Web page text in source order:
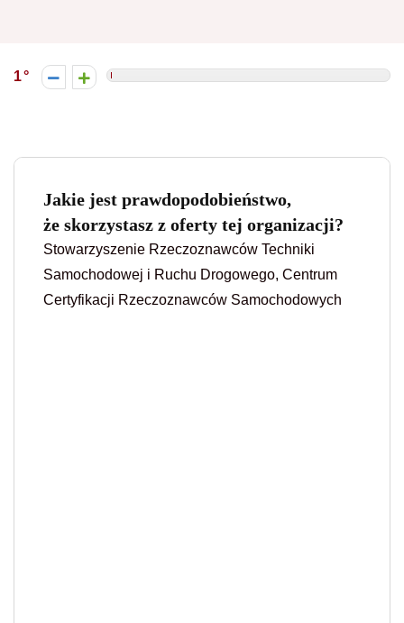
1
Jakie jest prawdopodobieństwo,
że skorzystasz z oferty tej organizacji?
Stowarzyszenie Rzeczoznawców Techniki
Samochodowej i Ruchu Drogowego, Centrum
Certyfikacji Rzeczoznawców Samochodowych